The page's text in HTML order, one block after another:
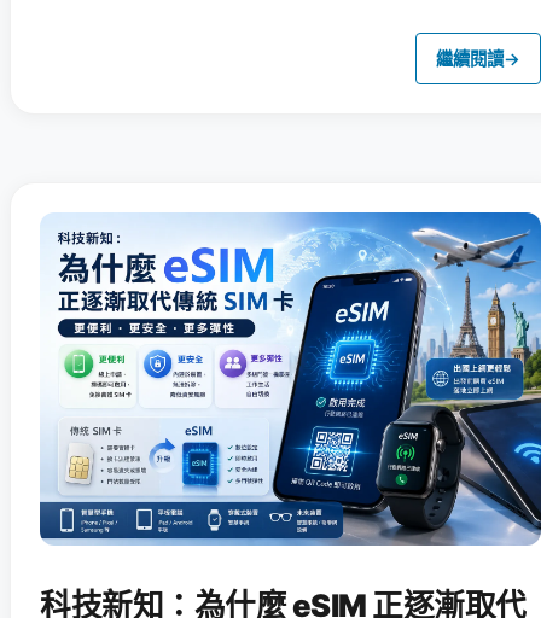
繼續閱讀→
科技新知：為什麼 eSIM 正逐漸取代